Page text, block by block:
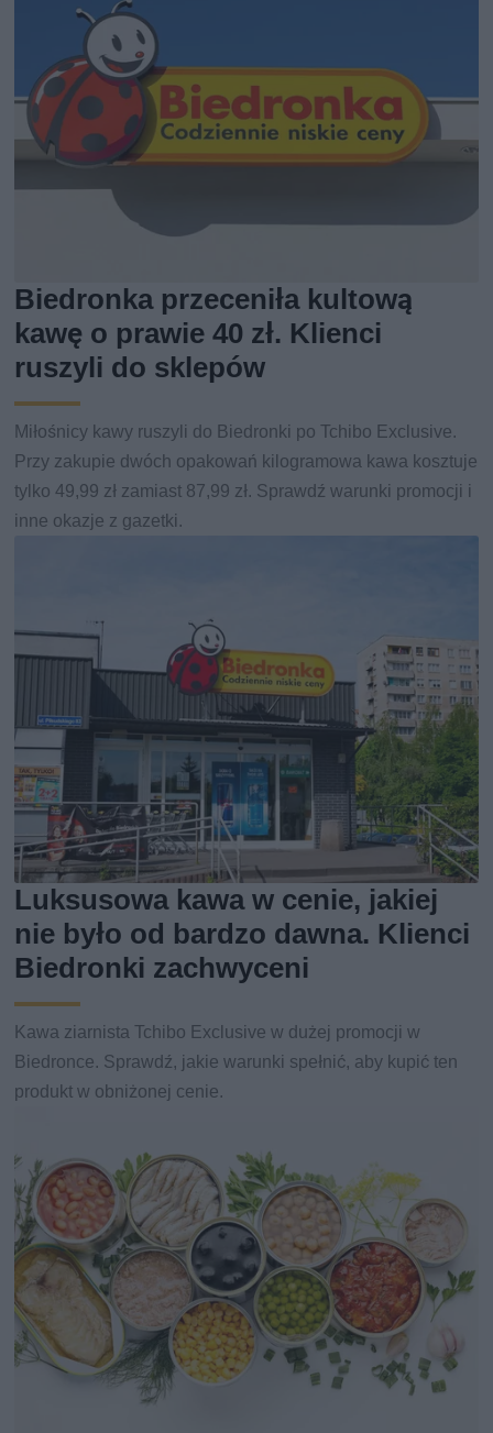
Biedronka przeceniła kultową
kawę o prawie 40 zł. Klienci
ruszyli do sklepów
Miłośnicy kawy ruszyli do Biedronki po Tchibo Exclusive.
Przy zakupie dwóch opakowań kilogramowa kawa kosztuje
tylko 49,99 zł zamiast 87,99 zł. Sprawdź warunki promocji i
inne okazje z gazetki.
Luksusowa kawa w cenie, jakiej
nie było od bardzo dawna. Klienci
Biedronki zachwyceni
Kawa ziarnista Tchibo Exclusive w dużej promocji w
Biedronce. Sprawdź, jakie warunki spełnić, aby kupić ten
produkt w obniżonej cenie.